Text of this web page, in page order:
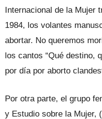
Internacional de la Mujer
1984, los volantes
abortar. No queremos
los cantos “Qué destino,
por día por aborto
Por otra parte, el grupo
y Estudio sobre la Mujer,